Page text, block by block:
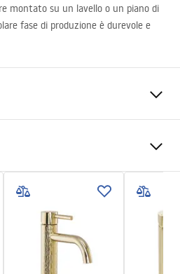
montato su un lavello o un piano di
fase di produzione è durevole e
Nero
Fissa
Ottone
100mm
165mm
_5.pdf